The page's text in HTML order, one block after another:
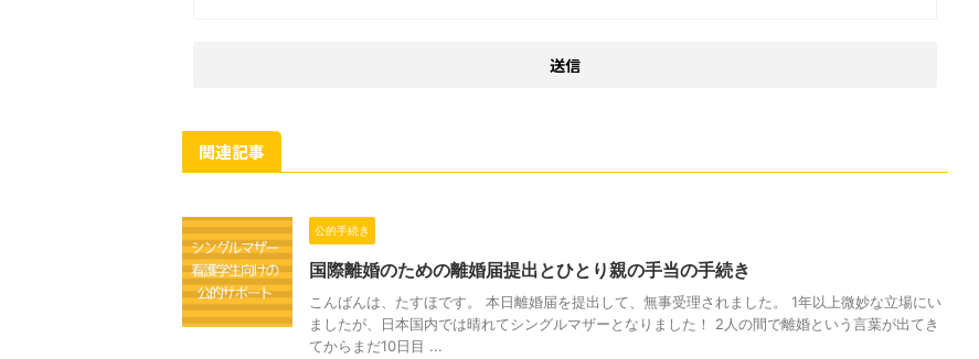
関連記事
公的手続き
国際離婚のための離婚届提出とひとり親の手当の手続き
こんばんは、たすほです。 本日離婚届を提出して、無事受理されました。 1年以上微妙な立場にい
ましたが、日本国内では晴れてシングルマザーとなりました！ 2人の間で離婚という言葉が出てき
てからまだ10日目 ...